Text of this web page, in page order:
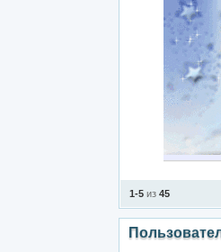
1-5 из 45